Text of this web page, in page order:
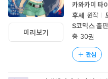
미리보기
카와카미 타
후세 원작
S코믹스출판
총 30권
관심